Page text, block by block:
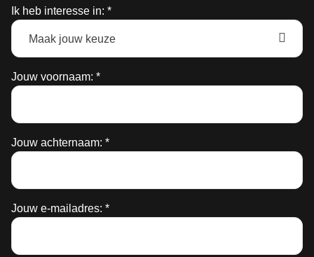
Ik heb interesse in: *
Jouw voornaam: *
Jouw achternaam: *
Jouw e-mailadres: *